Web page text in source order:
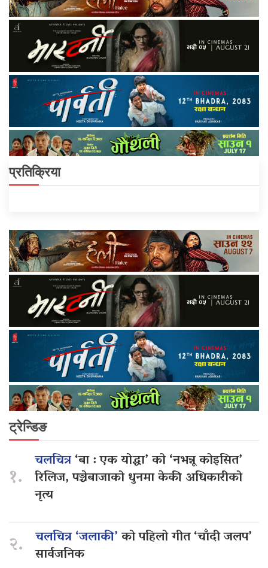
प्रतिक्रिया
ट्रेन्डिङ
१.
चलचित्र‘बा : एक योद्धा’ को ‘नभन्नू कोइसित’
रिलिज, पञ्चेबाजाको धुनमा केकी अधिकारीको
नृत्य
२. चलचित्र ‘जलाकी’को पहिलो गीत ‘चाँदी जलप’
सार्वजनिक